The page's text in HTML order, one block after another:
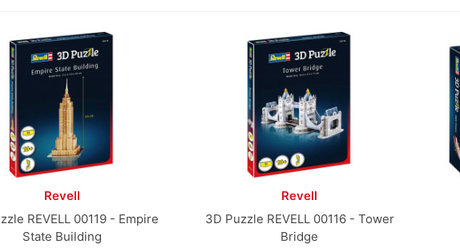
Revell
REVELL 00119 - Empire
State Building
Revell
3D Puzzle REVELL 00116 - Tower
Bridge